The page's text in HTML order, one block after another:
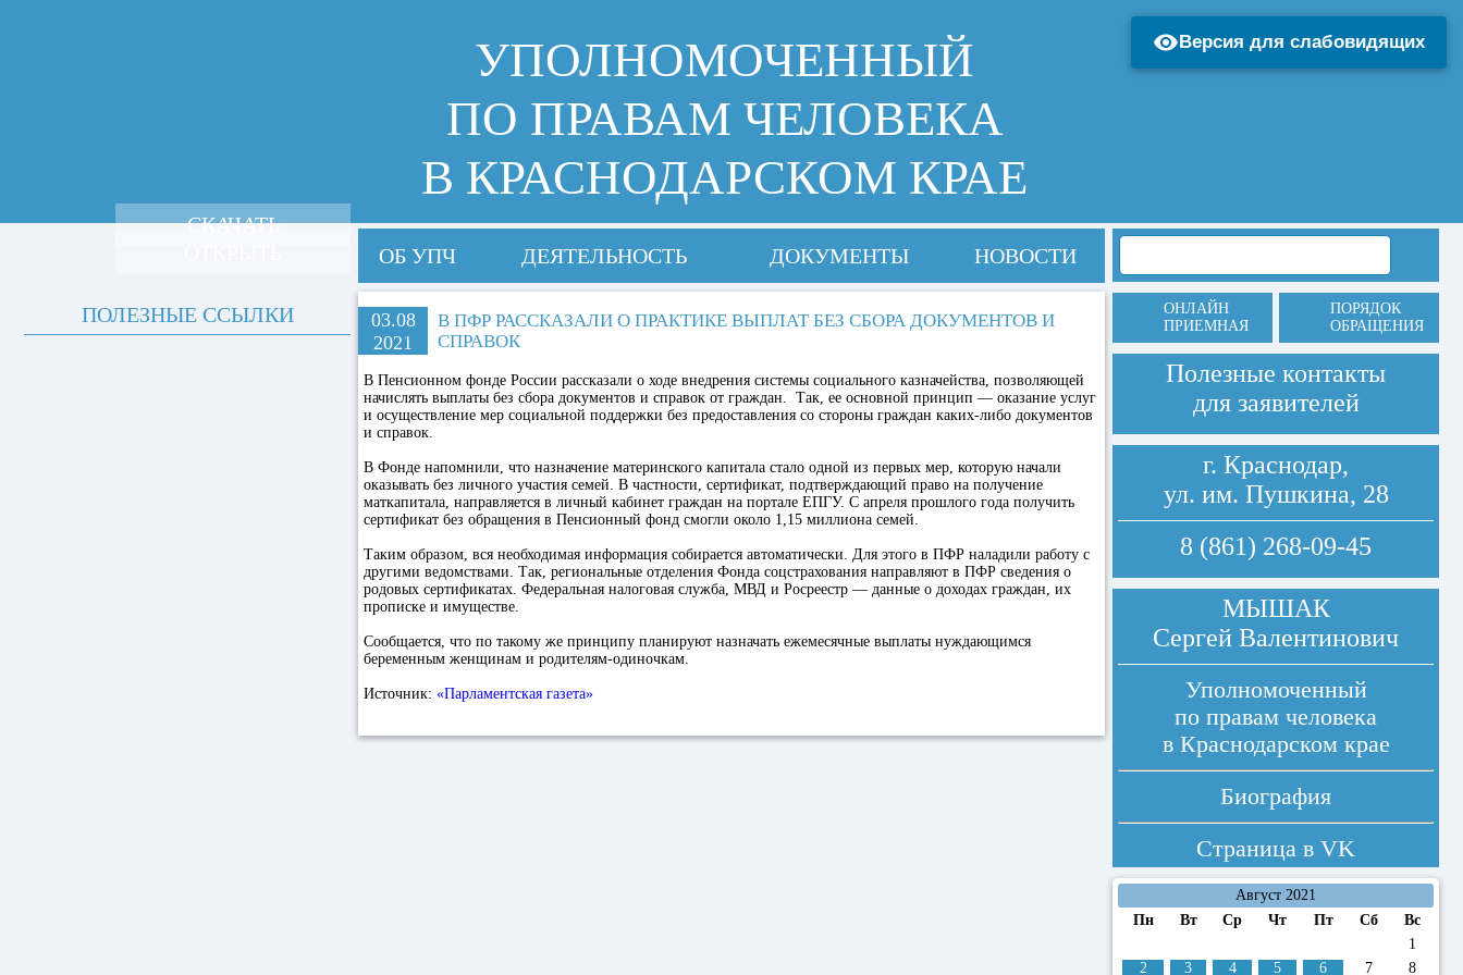
УПОЛНОМОЧЕННЫЙ
ПО ПРАВАМ ЧЕЛОВЕКА
В КРАСНОДАРСКОМ КРАЕ
ОБ УПЧ ДЕЯТЕЛЬНОСТЬ ДОКУМЕНТЫ НОВОСТИ
03.08
2021
В ПФР РАССКАЗАЛИ О ПРАКТИКЕ ВЫПЛАТ БЕЗ СБОРА ДОКУМЕНТОВ И
СПРАВОК
В Пенсионном фонде России рассказали о ходе внедрения системы социального казначейства, позволяющей
начислять выплаты без сбора документов и справок от граждан. Так, ее основной принцип — оказание услуг
и осуществление мер социальной поддержки без предоставления со стороны граждан каких-либо документов
и справок.
В Фонде напомнили, что назначение материнского капитала стало одной из первых мер, которую начали
оказывать без личного участия семей. В частности, сертификат, подтверждающий право на получение
маткапитала, направляется в личный кабинет граждан на портале ЕПГУ. С апреля прошлого года получить
сертификат без обращения в Пенсионный фонд смогли около 1,15 миллиона семей.
Таким образом, вся необходимая информация собирается автоматически. Для этого в ПФР наладили работу с
другими ведомствами. Так, региональные отделения Фонда соцстрахования направляют в ПФР сведения о
родовых сертификатах. Федеральная налоговая служба, МВД и Росреестр — данные о доходах граждан, их
прописке и имуществе.
Сообщается, что по такому же принципу планируют назначать ежемесячные выплаты нуждающимся
беременным женщинам и родителям-одиночкам.
Источник: «Парламентская газета»
СКАЧАТЬ
ПОЛЕЗНЫЕ ССЫЛКИ
ОНЛАЙН
ПРИЕМНАЯ
ПОРЯДОК
ОБРАЩЕНИЯ
Полезные контакты
для заявителей
г. Краснодар,
ул. им. Пушкина, 28
8 (861) 268-09-45
МЫШАК
Сергей Валентинович
Уполномоченный
по правам человека
в Краснодарском крае
Биография
Страница в VK
Август 2021
Пн
Вт Ср Чт Пт Сб
Вс
1
2
3 4 5 6 7 8
Версия для слабовидящих